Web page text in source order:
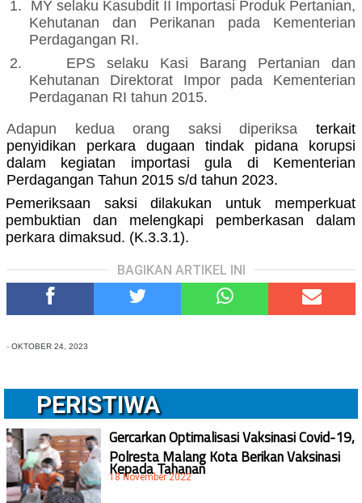
1.
MYselaku Kasubdit II Importasi Produk Pertanian,
Kehutanan dan Perikanan pada Kementerian
Perdagangan RI.
2.
EPS selaku Kasi Barang Pertanian dan
Kehutanan Direktorat Impor pada Kementerian
Perdaganan RI tahun 2015.
Adapun kedua orang saksi diperiksa terkait
penyidikan perkara dugaan tindak pidana korupsi
dalam kegiatan importasi gula di Kementerian
Perdagangan Tahun 2015 s/d tahun 2023.
Pemeriksaan saksi dilakukan untuk memperkuat
pembuktian dan melengkapi pemberkasan dalam
perkara dimaksud. (K.3.3.1).
BAGIKAN ARTIKEL INI
- OKTOBER 24, 2023
PERISTIWA
Gercarkan Optimalisasi Vaksinasi Covid-19,
Polresta Malang Kota Berikan Vaksinasi
Kepada Tahanan
18 November 2022